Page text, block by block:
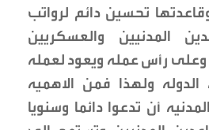
تحسين دائم لرواتب
المدنيين والعسكريين
وعلى رأس عمله ويعود لعمله
الدوله ولهذا فمن الاهميه
أن تدعوا دائما وسنويا